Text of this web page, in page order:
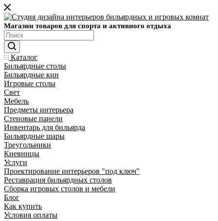
Магазин товаров для спорта и активного отдыха
Каталог
Бильярдные столы
Бильярдные кии
Игровые столы
Свет
Мебель
Предметы интерьера
Стеновые панели
Инвентарь для бильярда
Бильярдные шары
Треугольники
Киевницы
Услуги
Проектирование интерьеров "под ключ"
Реставрация бильярдных столов
Сборка игровых столов и мебели
Блог
Как купить
Условия оплаты